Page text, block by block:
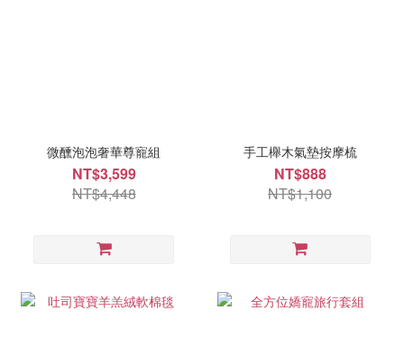
微醺泡泡奢華尊寵組
NT$3,599
NT$4,448
手工櫸木氣墊按摩梳
NT$888
NT$1,100